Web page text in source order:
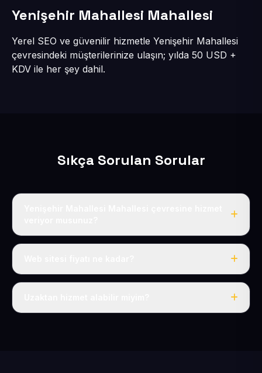
Yenişehir Mahallesi Mahallesi
Yerel SEO ve güvenilir hizmetle Yenişehir Mahallesi
çevresindeki müşterilerinize ulaşın; yılda 50 USD +
KDV ile her şey dahil.
Sıkça Sorulan Sorular
Evet, Yenişehir Mahallesi dahil tüm Yenişehir ve
Tek fiyat: yılda 50 USD + KDV, her şey dahil.